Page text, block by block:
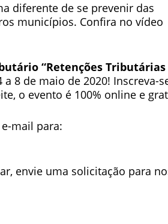
diferente de se prevenir das
municípios. Confira no vídeo
“Retenções Tributárias
8 de maio de 2020! Inscreva-
o evento é 100% online e
mail para:
envie uma solicitação para